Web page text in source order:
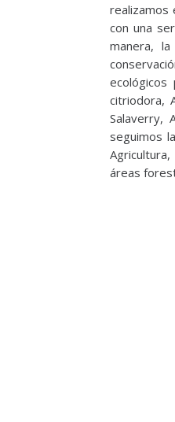
con una
manera,
citriodora,
Salaverry,
seguimos
áreas